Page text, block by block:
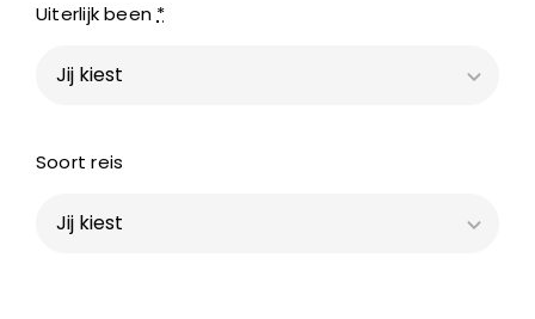
Uiterlijk been *
Soort reis